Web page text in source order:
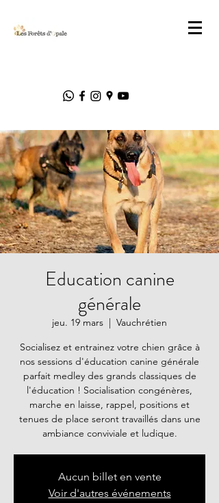
Education canine
générale
jeu. 19 mars
  |
Vauchrétien
Socialisez et entrainez votre chien grâce à
nos sessions d'éducation canine générale
parfait medley des grands classiques de
l'éducation ! Socialisation congénères,
marche en laisse, rappel, positions et
tenues de place seront travaillés dans une
ambiance conviviale et ludique.
Aucun billet en vente
Voir d'autres événements